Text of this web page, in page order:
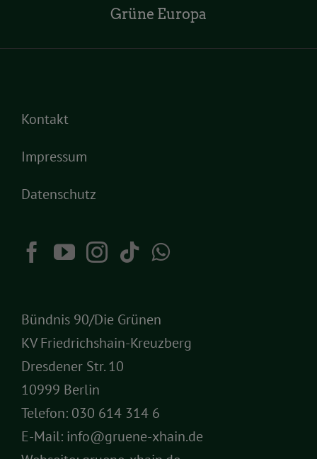
Grüne Europa
Kontakt
Impressum
Datenschutz
Bündnis 90/Die Grünen
KV Friedrichshain-Kreuzberg
Dresdener Str. 10
10999 Berlin
Telefon: 030 614 314 6
E-Mail: info@gruene-xhain.de